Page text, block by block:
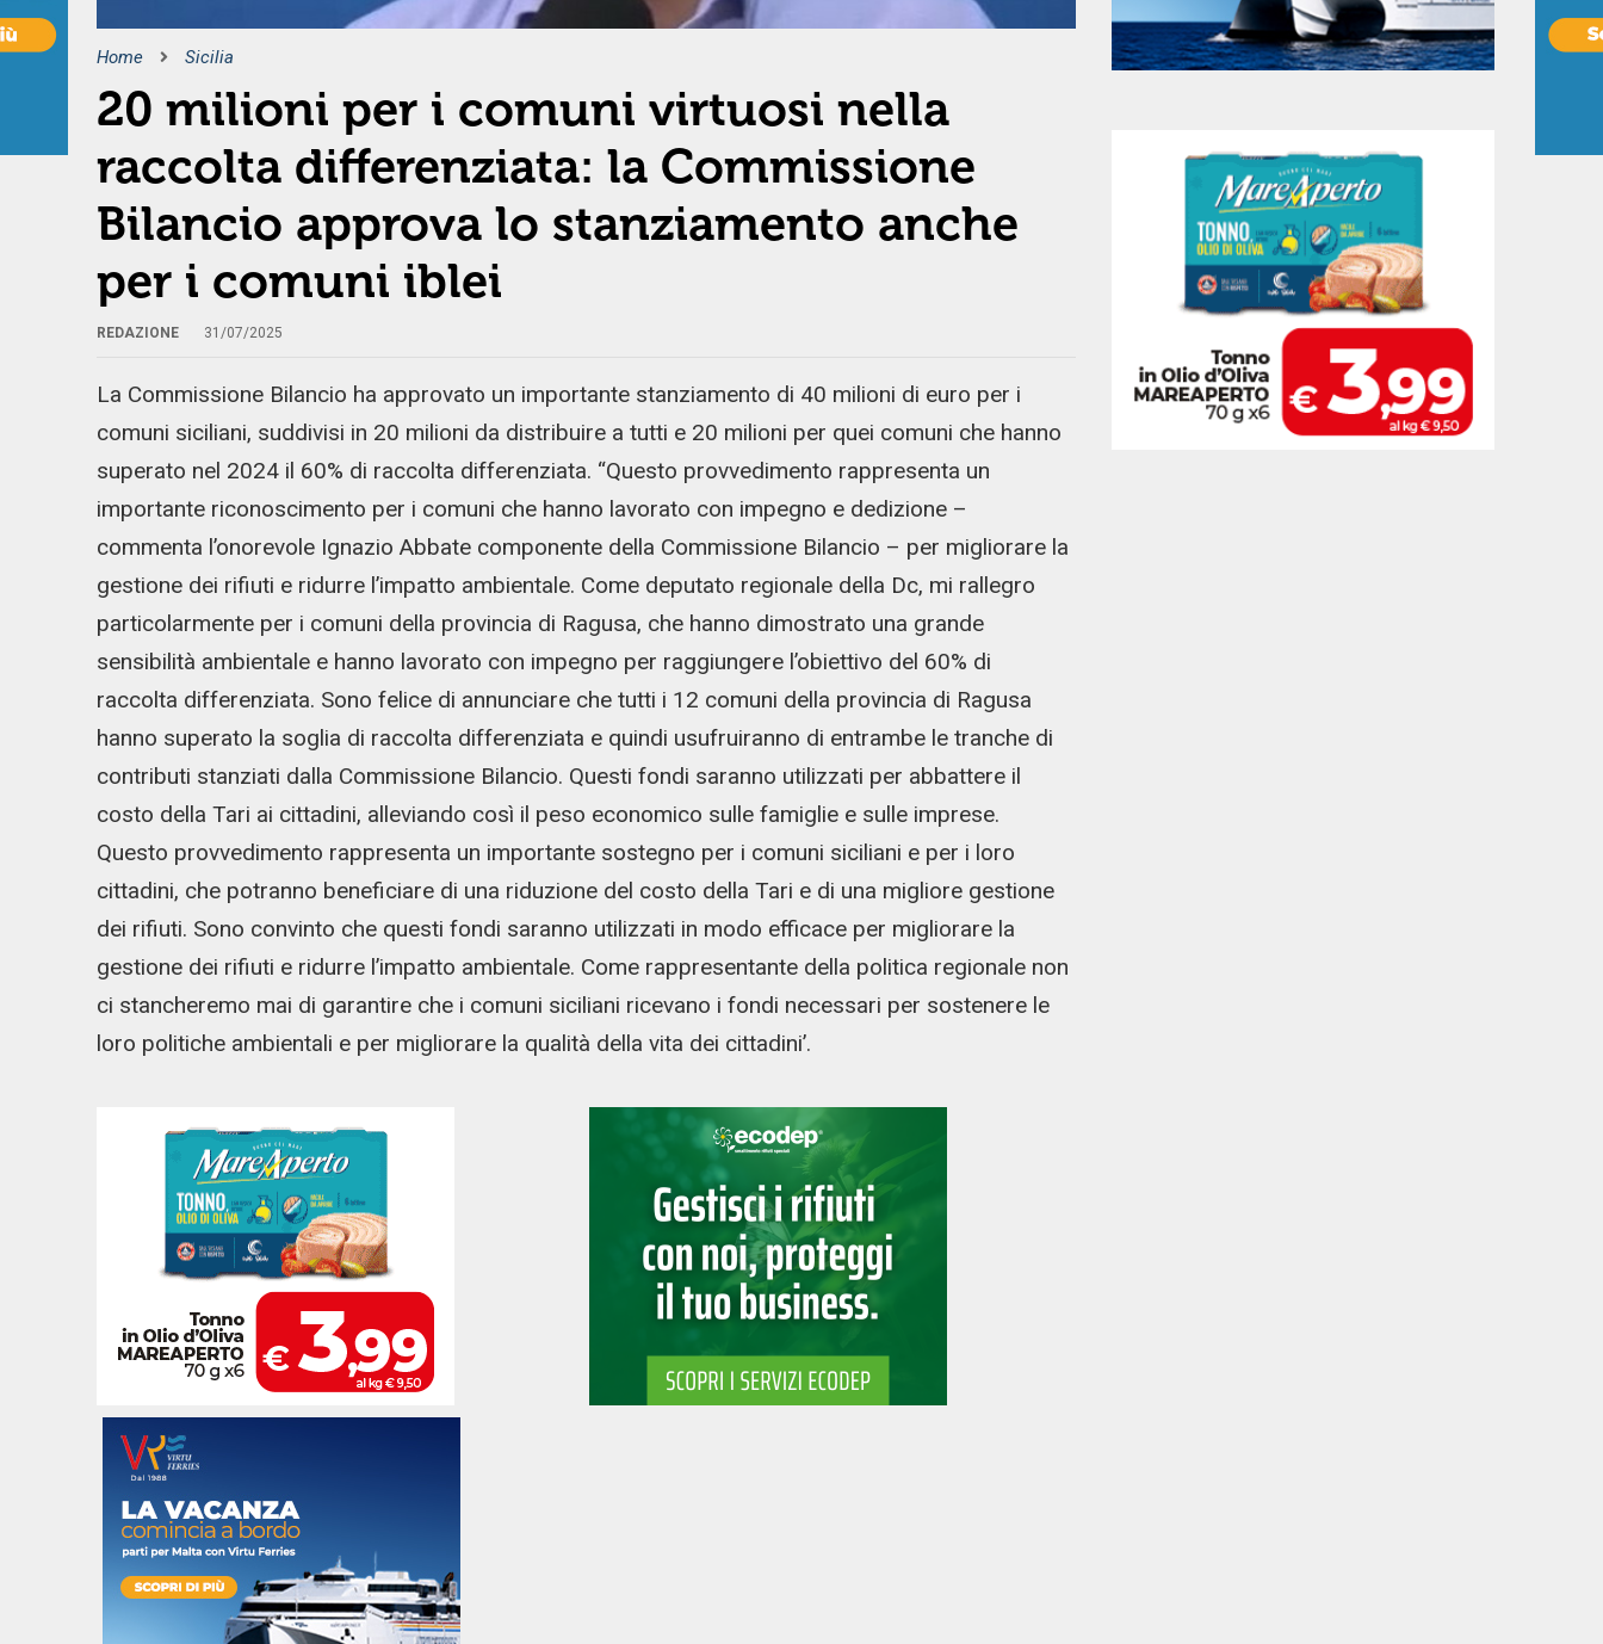
Home Sicilia
20 milioni per i comuni virtuosi nella
raccolta differenziata: la Commissione
Bilancio approva lo stanziamento anche
per i comuni iblei
REDAZIONE 31/07/2025
La Commissione Bilancio ha approvato un importante stanziamento di 40 milioni di euro per i
comuni siciliani, suddivisi in 20 milioni da distribuire a tutti e 20 milioni per quei comuni che hanno
superato nel 2024 il 60% di raccolta differenziata. “Questo provvedimento rappresenta un
importante riconoscimento per i comuni che hanno lavorato con impegno e dedizione –
commenta l’onorevole Ignazio Abbate componente della Commissione Bilancio – per migliorare la
gestione dei rifiuti e ridurre l’impatto ambientale. Come deputato regionale della Dc, mi rallegro
particolarmente per i comuni della provincia di Ragusa, che hanno dimostrato una grande
sensibilità ambientale e hanno lavorato con impegno per raggiungere l’obiettivo del 60% di
raccolta differenziata. Sono felice di annunciare che tutti i 12 comuni della provincia di Ragusa
hanno superato la soglia di raccolta differenziata e quindi usufruiranno di entrambe le tranche di
contributi stanziati dalla Commissione Bilancio. Questi fondi saranno utilizzati per abbattere il
costo della Tari ai cittadini, alleviando così il peso economico sulle famiglie e sulle imprese.
Questo provvedimento rappresenta un importante sostegno per i comuni siciliani e per i loro
cittadini, che potranno beneficiare di una riduzione del costo della Tari e di una migliore gestione
dei rifiuti. Sono convinto che questi fondi saranno utilizzati in modo efficace per migliorare la
gestione dei rifiuti e ridurre l’impatto ambientale. Come rappresentante della politica regionale non
ci stancheremo mai di garantire che i comuni siciliani ricevano i fondi necessari per sostenere le
loro politiche ambientali e per migliorare la qualità della vita dei cittadini’.